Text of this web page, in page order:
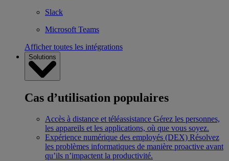
Slack
Microsoft Teams
Afficher toutes les intégrations
Solutions
Cas d’utilisation populaires
Accès à distance et téléassistance Gérez les personnes,
les appareils et les applications, où que vous soyez.
Expérience numérique des employés (DEX) Résolvez
les problèmes informatiques de manière proactive avant
qu’ils n’impactent la productivité.